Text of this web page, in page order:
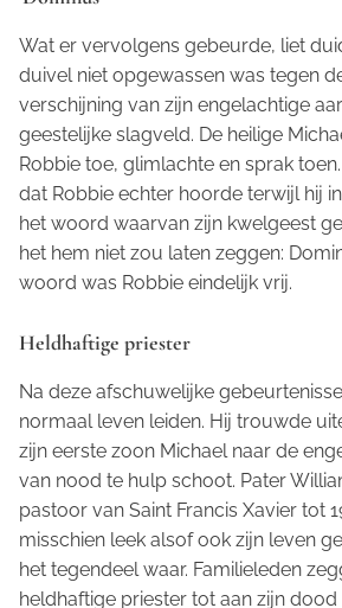
Wat er vervolgens gebeurde, liet
duivel niet opgewassen was tegen
verschijning van zijn engelachtige
geestelijke slagveld. De heilige
Robbie toe, glimlachte en sprak
dat Robbie echter hoorde terwijl hij
het woord waarvan zijn kwelgeest
het hem niet zou laten zeggen:
woord was Robbie eindelijk vrij.
Heldhaftige priester
Na deze afschuwelijke
normaal leven leiden. Hij trouwde
zijn eerste zoon Michael naar de
van nood te hulp schoot. Pater
pastoor van Saint Francis Xavier tot
misschien leek alsof ook zijn leven
het tegendeel waar. Familieleden
heldhaftige priester tot aan zijn dood